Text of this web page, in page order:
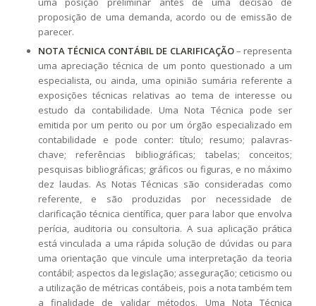
proposição de uma demanda, acordo ou de emissão de
parecer.
NOTA TÉCNICA CONTÁBIL DE CLARIFICAÇÃO– representa
uma apreciação técnica de um ponto questionado a um
especialista, ou ainda, uma opinião sumária referente a
exposições técnicas relativas ao tema de interesse ou
estudo da contabilidade. Uma Nota Técnica pode ser
emitida por um perito ou por um órgão especializado em
contabilidade e pode conter: título; resumo; palavras-
chave; referências bibliográficas; tabelas; conceitos;
pesquisas bibliográficas; gráficos ou figuras, e no máximo
dez laudas. As Notas Técnicas são consideradas como
referente, e são produzidas por necessidade de
clarificação técnica científica, quer para labor que envolva
perícia, auditoria ou consultoria. A sua aplicação prática
está vinculada a uma rápida solução de dúvidas ou para
uma orientação que vincule uma interpretação da teoria
contábil; aspectos da legislação; asseguração; ceticismo ou
a utilização de métricas contábeis, pois a nota também tem
a finalidade de validar métodos. Uma Nota Técnica